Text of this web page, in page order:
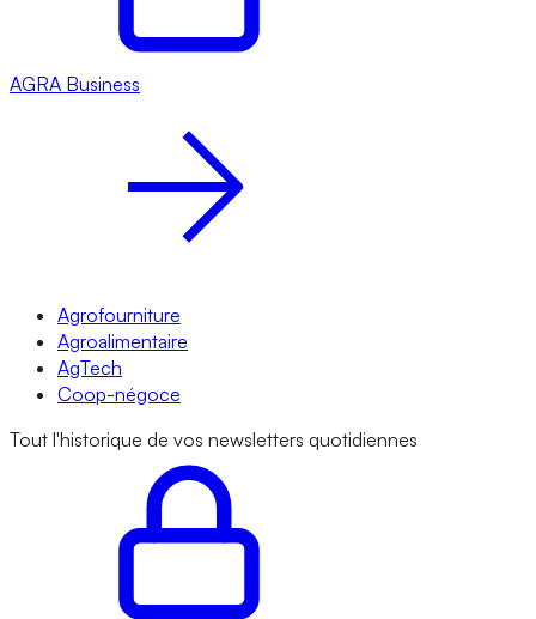
AGRA Business
Agrofourniture
Agroalimentaire
AgTech
Coop-négoce
Tout l'historique de vos newsletters quotidiennes